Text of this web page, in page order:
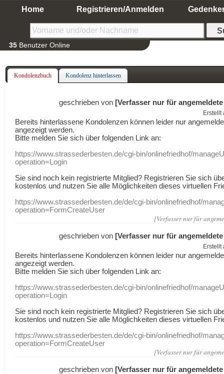
Home Registrieren/Anmelden
35 Benutzer Online
Kondolenzbuch Kondolenz hinterlassen
geschrieben von [Verfasser nur für
Erstellt
Bereits hinterlassene Kondolenzen können leider nur
angezeigt werden.
Bitte melden Sie sich über folgenden Link an:
https://www.strassederbesten.de/cgi-bin/onlinefriedhof/
operation=Login
Sie sind noch kein registrierte Mitglied? Registrieren Sie sich
kostenlos und nutzen Sie alle Möglichkeiten dieses virtuellen
https://www.strassederbesten.de/de/cgi-bin/onlinefriedhof/
operation=FormCreateUser
[Verfasser nur für
geschrieben von [Verfasser nur für
Erstellt
Bereits hinterlassene Kondolenzen können leider nur
angezeigt werden.
Bitte melden Sie sich über folgenden Link an:
https://www.strassederbesten.de/cgi-bin/onlinefriedhof/
operation=Login
Sie sind noch kein registrierte Mitglied? Registrieren Sie sich
kostenlos und nutzen Sie alle Möglichkeiten dieses virtuellen
https://www.strassederbesten.de/de/cgi-bin/onlinefriedhof/
operation=FormCreateUser
[Verfasser nur für
geschrieben von [Verfasser nur für